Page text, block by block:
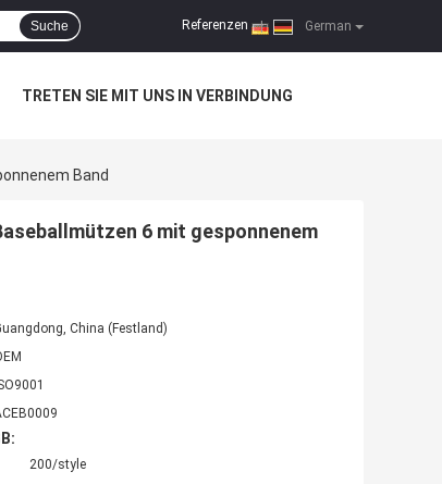
German
Referenzen |
Suche
TRETEN SIE MIT UNS IN VERBINDUNG
Band
6 mit gesponnenem
China (Festland)
200/style